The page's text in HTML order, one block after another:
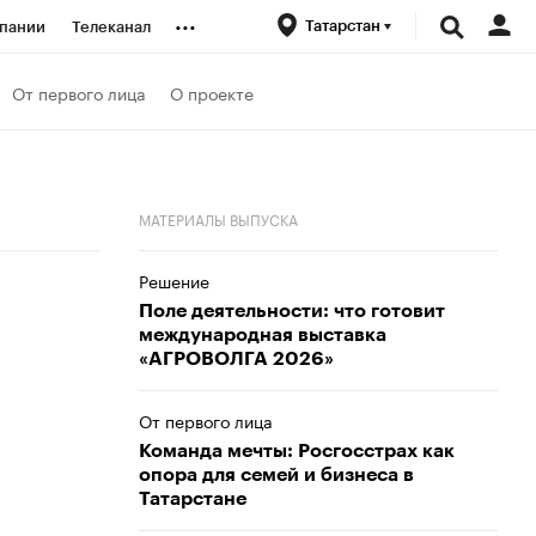
Телеканал ... Татарстан
От первого лица О проекте
МАТЕРИАЛЫ ВЫПУСКА
Решение
Поле деятельности: что готовит
международная выставка
«АГРОВОЛГА 2026»
От первого лица
Команда мечты: Росгосстрах как
опора для семей и бизнеса в
Татарстане